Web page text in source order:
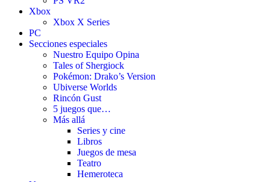
Xbox
Xbox X Series
PC
Secciones especiales
Nuestro Equipo Opina
Tales of Shergiock
Pokémon: Drako’s Version
Ubiverse Worlds
Rincón Gust
5 juegos que…
Más allá
Series y cine
Libros
Juegos de mesa
Teatro
Hemeroteca